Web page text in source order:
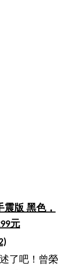
版 黑色，
元
了吧！曾榮